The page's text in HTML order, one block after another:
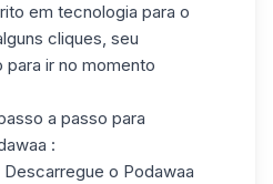
em tecnologia para o
cliques, seu
ir no momento
a passo para
:
Descarregue o Podawaa